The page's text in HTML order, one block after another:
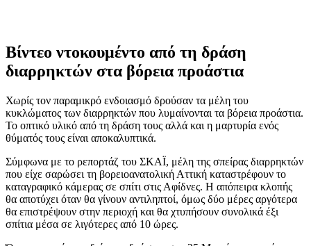
Βίντεο ντοκουμέντο από τη δράση
διαρρηκτών στα βόρεια προάστια
Χωρίς τον παραμικρό ενδοιασμό δρούσαν τα μέλη του
κυκλώματος των διαρρηκτών που λυμαίνονται τα βόρεια προάστια.
Το οπτικό υλικό από τη δράση τους αλλά και η μαρτυρία ενός
θύματός τους είναι αποκαλυπτικά.
Σύμφωνα με το ρεπορτάζ του ΣΚΑΪ, μέλη της σπείρας διαρρηκτών
που είχε σαρώσει τη βορειοανατολική Αττική καταστρέφουν το
καταγραφικό κάμερας σε σπίτι στις Αφίδνες. Η απόπειρα κλοπής
θα αποτύχει όταν θα γίνουν αντιληπτοί, όμως δύο μέρες αργότερα
θα επιστρέψουν στην περιοχή και θα χτυπήσουν συνολικά έξι
σπίτια μέσα σε λιγότερες από 10 ώρες.